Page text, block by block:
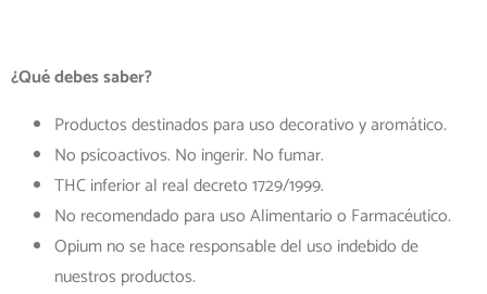
¿Qué debes saber?
Productos destinados para uso decorativo y aromático.
No psicoactivos. No ingerir. No fumar.
THC inferior al real decreto 1729/1999.
No recomendado para uso Alimentario o Farmacéutico.
Opium no se hace responsable del uso indebido de
nuestros productos.